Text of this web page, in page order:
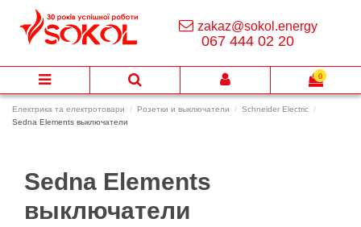
Електрика та електротовари Розетки и выключатели
Schneider Electric
Sedna Elements выключатели
Sedna Elements
выключатели
zakaz@sokol.energy
067 444 02 20
0